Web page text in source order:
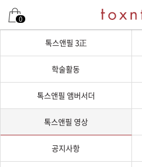
0
톡스앤필 3正
학술활동
톡스앤필 앰버서더
톡스앤필 영상
공지사항